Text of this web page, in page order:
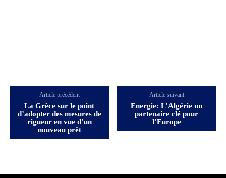
Article précédent
La Grèce sur le point
d’adopter des mesures de
rigueur en vue d’un
nouveau prêt
Article suivant
Energie: L’Algérie un
partenaire clé pour
l’Europe